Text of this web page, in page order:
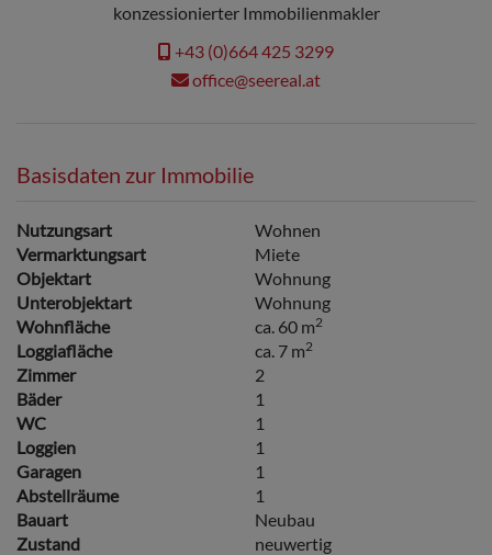
konzessionierter Immobilienmakler
+43 (0)664 425 3299
office@seereal.at
Basisdaten zur Immobilie
Nutzungsart
Wohnen
Vermarktungsart
Miete
Objektart
Wohnung
Unterobjektart
Wohnung
Wohnfläche
ca. 60 m2
Loggiafläche ca. 7 m2
Zimmer
2
Bäder
1
WC
1
Loggien
1
Garagen
1
Abstellräume
1
Bauart
Neubau
Zustand
neuwertig